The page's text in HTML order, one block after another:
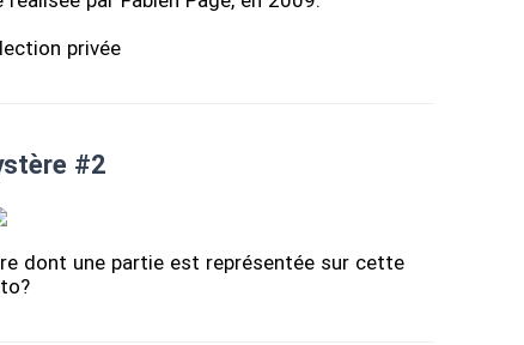
privée
#2
dont une partie est représentée sur cette